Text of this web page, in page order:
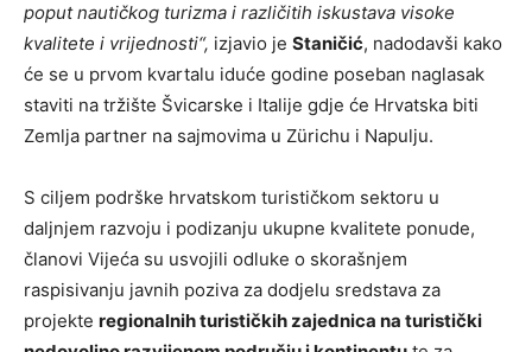
poput nautičkog turizma i različitih iskustava visoke
kvalitete i vrijednosti“, izjavio je Staničić, nadodavši kako
će se u prvom kvartalu iduće godine poseban naglasak
staviti na tržište Švicarske i Italije gdje će Hrvatska biti
Zemlja partner na sajmovima u Zürichu i Napulju.
S ciljem podrške hrvatskom turističkom sektoru u
daljnjem razvoju i podizanju ukupne kvalitete ponude,
članovi Vijeća su usvojili odluke o skorašnjem
raspisivanju javnih poziva za dodjelu sredstava za
projekte regionalnih turističkih zajednica na turistički